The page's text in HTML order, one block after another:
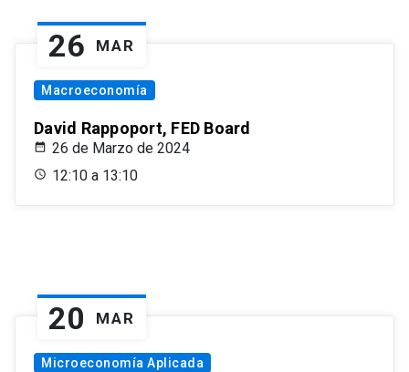
26 MAR
Macroeconomía
David Rappoport, FED Board
26 de Marzo de 2024
12:10 a 13:10
20 MAR
Microeconomía Aplicada